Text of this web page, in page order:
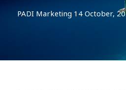
PADI Marketing 14 October,